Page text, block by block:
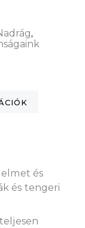
,
és
és tengeri